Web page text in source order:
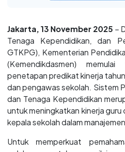
Jakarta, 13 November 2025 –
Tenaga Kependidikan, dan
GTKPG), Kementerian
(Kemendikdasmen)
penetapan predikat kinerja
dan pengawas sekolah. Sistem
dan Tenaga Kependidikan
untuk meningkatkan kinerja guru
kepala sekolah dalam
Untuk memperkuat